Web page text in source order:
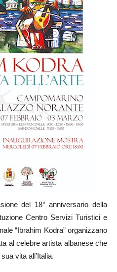
del 18° anniversario della
Centro Servizi Turistici e
“Ibrahim Kodra” organizzano
al celebre artista albanese che
vita all’Italia.